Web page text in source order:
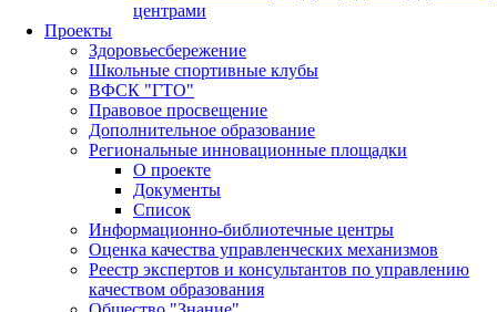
центрами
Проекты
Здоровьесбережение
Школьные спортивные клубы
ВФСК "ГТО"
Правовое просвещение
Дополнительное образование
Региональные инновационные площадки
О проекте
Документы
Список
Информационно-библиотечные центры
Оценка качества управленческих механизмов
Реестр экспертов и консультантов по управлению
качеством образования